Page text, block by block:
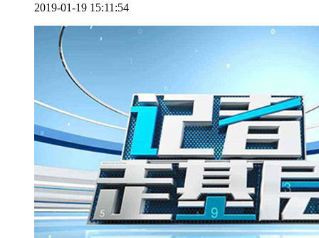
2019-01-19 15:11:54